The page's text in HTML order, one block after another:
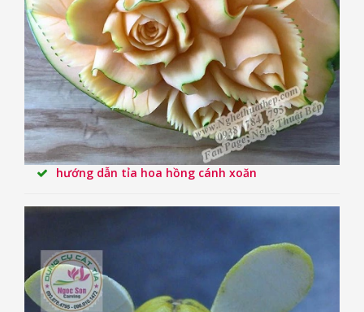
hướng dẫn tỉa hoa hồng cánh xoăn